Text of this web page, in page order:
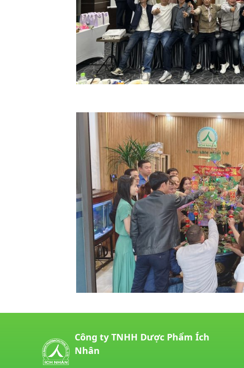
Công ty TNHH Dược Phẩm Ích
Nhân